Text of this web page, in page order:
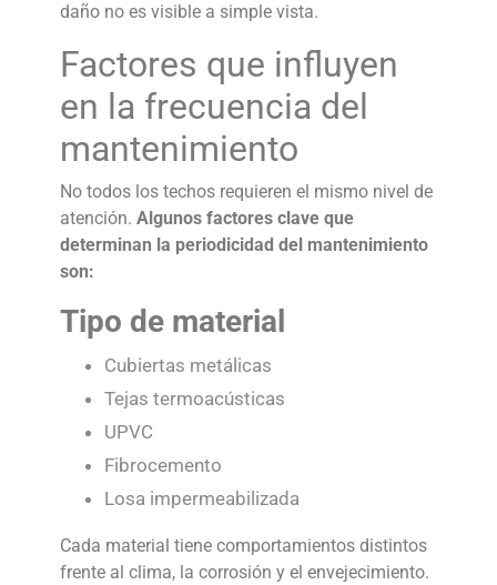
daño no es visible a simple vista.
Factores que influyen
en la frecuencia del
mantenimiento
No todos los techos requieren el mismo nivel de
atención. Algunos factores clave que
determinan la periodicidad del mantenimiento
son:
Tipo de material
Cubiertas metálicas
Tejas termoacústicas
UPVC
Fibrocemento
Losa impermeabilizada
Cada material tiene comportamientos distintos
frente al clima, la corrosión y el envejecimiento.